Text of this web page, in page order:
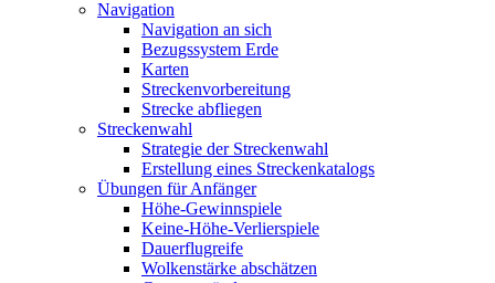
Navigation
Navigation an sich
Bezugssystem Erde
Karten
Streckenvorbereitung
Strecke abfliegen
Streckenwahl
Strategie der Streckenwahl
Erstellung eines Streckenkatalogs
Übungen für Anfänger
Höhe-Gewinnspiele
Keine-Höhe-Verlierspiele
Dauerflugreife
Wolkenstärke abschätzen